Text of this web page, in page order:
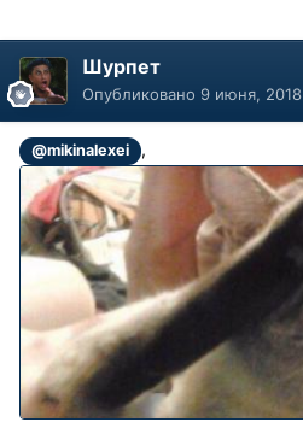
Шурпет
Опубликовано 9 июня, 2018
@mikinalexei ,